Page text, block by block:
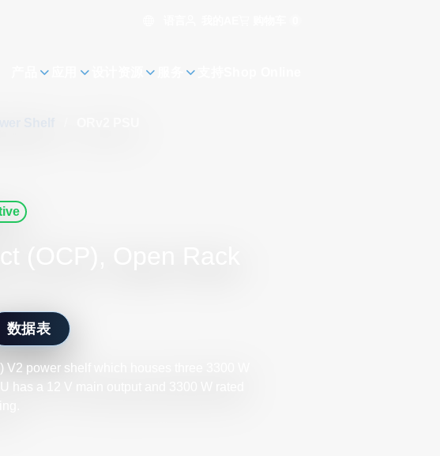
(OCP), Open Rack
数据表
power shelf which houses three 3300 W
has a 12 V main output and 3300 W rated